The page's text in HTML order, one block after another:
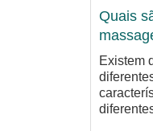
Quais
Existem